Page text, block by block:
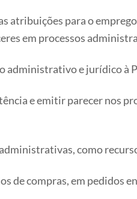
atribuições para o
em processos
administrativo e jurídico à
e emitir parecer nos
como
de compras, em pedidos